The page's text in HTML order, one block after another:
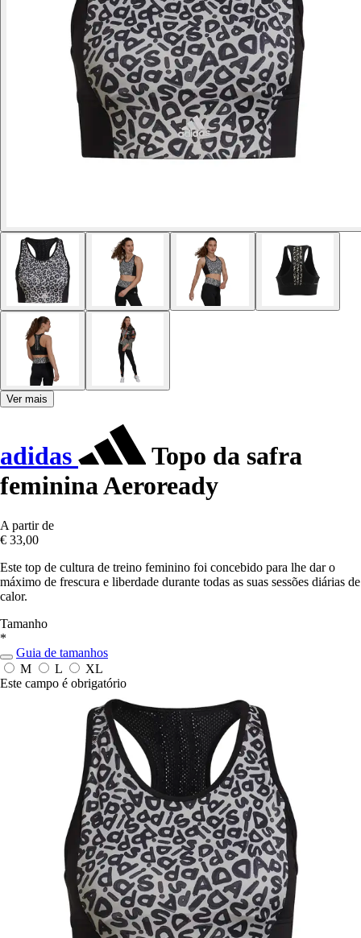
Ver mais
adidas
Topo da safra
feminina Aeroready
A partir de
€ 33,00
Este top de cultura de treino feminino foi concebido para lhe dar o
máximo de frescura e liberdade durante todas as suas sessões diárias de
calor.
Tamanho
*
Guia de tamanhos
M
L
XL
Este campo é obrigatório